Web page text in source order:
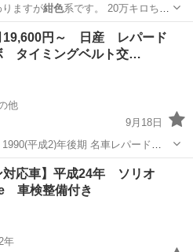
りますが紺色系です。 20万キロちょ
ドリック ブロアム
19,600円～ 日産 レパード
タイミングベルト交…
他
9月18日
年後期 名車レパード
詳しく
はお問合せ下さい！ 詳細はこちら 法定整備後お渡し...
の他 レパード
対応車】平成24年 ソリオ
車検整備付き
年